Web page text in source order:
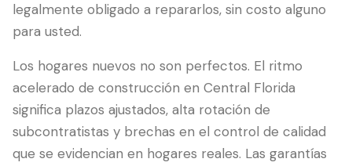
LANGUAGE
legalmente obligado a repararlos, sin costo alguno
para usted.
Los hogares nuevos no son perfectos. El ritmo
acelerado de construcción en Central Florida
significa plazos ajustados, alta rotación de
subcontratistas y brechas en el control de calidad
que se evidencian en hogares reales. Las garantías